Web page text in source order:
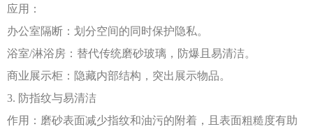
应用：
办公室隔断：划分空间的同时保护隐私。
浴室/淋浴房：替代传统磨砂玻璃，防爆且易清洁。
商业展示柜：隐藏内部结构，突出展示物品。
3. 防指纹与易清洁
作用：磨砂表面减少指纹和油污的附着，且表面粗糙度有助